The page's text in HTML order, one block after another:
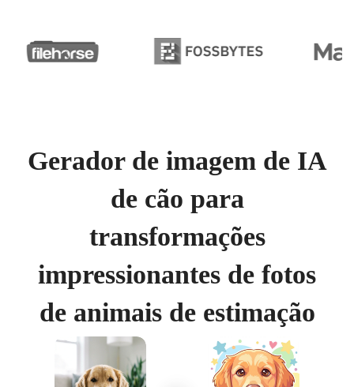
Gerador de imagem de IA
de cão para
transformações
impressionantes de fotos
de animais de estimação